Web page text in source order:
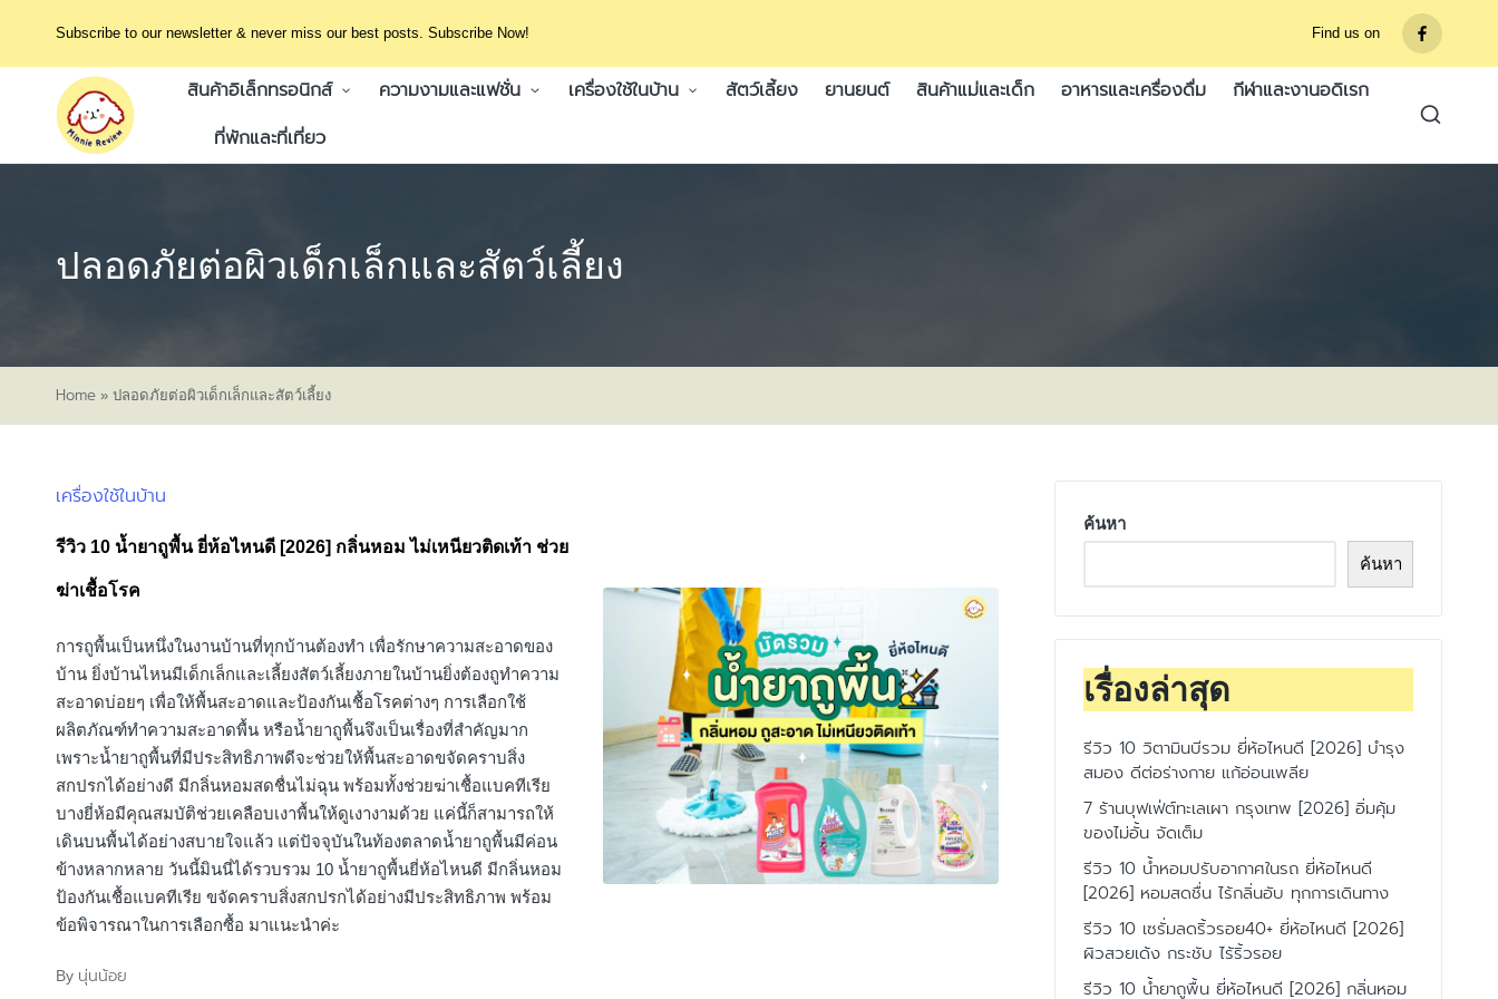
Subscribe to our newsletter & never miss our best posts. Subscribe Now! Find us on
รายการ
เมนู
สินค้าอิเล็กทรอนิกส์ ความงามและแฟชั่น เครื่องใช้ในบ้าน สัตว์เลี้ยง ยานยนต์ สินค้าแม่และเด็ก อาหารและเครื่องดื่ม
กีฬาและงานอดิเรก
ที่พักและที่เที่ยว
ปลอดภัยต่อผิวเด็กเล็กและสัตว์เลี้ยง
Home » ปลอดภัยต่อผิวเด็กเล็กและสัตว์เลี้ยง
Posted
เครื่องใช้ในบ้าน
รีวิว 10 น้ำยาถูพื้น ยี่ห้อไหนดี [2026] กลิ่นหอม ไม่เหนียวติดเท้า ช่วย
ฆ่าเชื้อโรค
การถูพื้นเป็นหนึ่งในงานบ้านที่ทุกบ้านต้องทำ เพื่อรักษาความสะอาดของ
บ้าน ยิ่งบ้านไหนมีเด็กเล็กและเลี้ยงสัตว์เลี้ยงภายในบ้านยิ่งต้องถูทำความ
สะอาดบ่อยๆ เพื่อให้พื้นสะอาดและป้องกันเชื้อโรคต่างๆ การเลือกใช้
ผลิตภัณฑ์ทำความสะอาดพื้น หรือน้ำยาถูพื้นจึงเป็นเรื่องที่สำคัญมาก
เพราะน้ำยาถูพื้นที่มีประสิทธิภาพดีจะช่วยให้พื้นสะอาดขจัดคราบสิ่ง
สกปรกได้อย่างดี มีกลิ่นหอมสดชื่นไม่ฉุน พร้อมทั้งช่วยฆ่าเชื้อแบคทีเรีย
บางยี่ห้อมีคุณสมบัติช่วยเคลือบเงาพื้นให้ดูเงางามด้วย แค่นี้ก็สามารถให้
เดินบนพื้นได้อย่างสบายใจแล้ว แต่ปัจจุบันในท้องตลาดน้ำยาถูพื้นมีค่อน
ข้างหลากหลาย วันนี้มินนี่ได้รวบรวม 10 น้ำยาถูพื้นยี่ห้อไหนดี มีกลิ่นหอม
ป้องกันเชื้อแบคทีเรีย ขจัดคราบสิ่งสกปรกได้อย่างมีประสิทธิภาพ พร้อม
ข้อพิจารณาในการเลือกซื้อ มาแนะนำค่ะ
Posted
By นุ่นน้อย
ค้นหา
ค้นหา
เรื่องล่าสุด
รีวิว 10 วิตามินบีรวม ยี่ห้อไหนดี [2026] บำรุง
สมอง ดีต่อร่างกาย แก้อ่อนเพลีย
7 ร้านบุฟเฟ่ต์ทะเลเผา กรุงเทพ [2026] อิ่มคุ้ม
ของไม่อั้น จัดเต็ม
รีวิว 10 น้ำหอมปรับอากาศในรถ ยี่ห้อไหนดี
[2026] หอมสดชื่น ไร้กลิ่นอับ ทุกการเดินทาง
รีวิว 10 เซรั่มลดริ้วรอย40+ ยี่ห้อไหนดี [2026]
ผิวสวยเด้ง กระชับ ไร้ริ้วรอย
รีวิว 10 น้ำยาถูพื้น ยี่ห้อไหนดี [2026] กลิ่นหอม